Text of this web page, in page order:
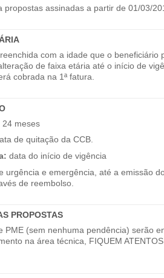
propostas assinadas a partir de 01/03/
com a idade que o beneficiário
de faixa etária até o início de
cobrada na 1ª fatura.
24 meses
de quitação da CCB.
data do início de vigência
urgência e emergência, até a emissão
de reembolso.
PROPOSTAS
PME (sem nenhuma pendência) serão
na área técnica, FIQUEM